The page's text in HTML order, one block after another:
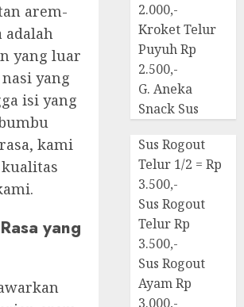
arem-
adalah
yang luar
yang
isi yang
kami
yang
2.000,-
Kroket Telur
Puyuh Rp
2.500,-
G. Aneka
Snack Sus
Sus Rogout
Telur 1/2 = Rp
3.500,-
Sus Rogout
Telur Rp
3.500,-
Sus Rogout
Ayam Rp
3.000,-